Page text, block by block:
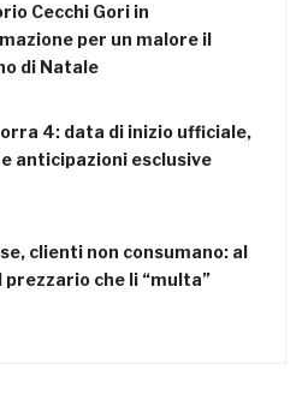
Cecchi Gori in
per un malore il
di Natale
4: data di inizio ufficiale,
anticipazioni esclusive
clienti non consumano: al
prezzario che li “multa”